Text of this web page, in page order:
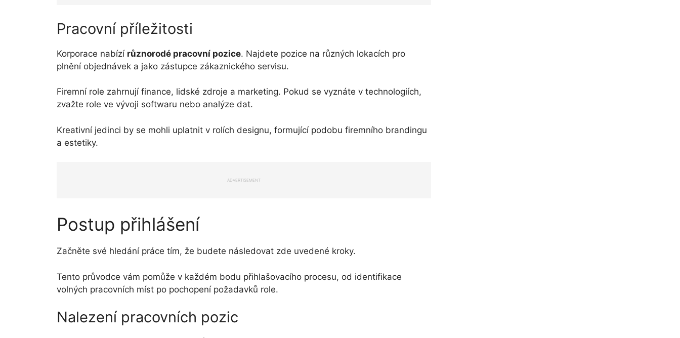
Pracovní příležitosti
Korporace nabízí různorodé pracovní pozice. Najdete pozice na různých lokacích pro
plnění objednávek a jako zástupce zákaznického servisu.
Firemní role zahrnují finance, lidské zdroje a marketing. Pokud se vyznáte v technologiích,
zvažte role ve vývoji softwaru nebo analýze dat.
Kreativní jedinci by se mohli uplatnit v rolích designu, formující podobu firemního brandingu
a estetiky.
ADVERTISEMENT
Postup přihlášení
Začněte své hledání práce tím, že budete následovat zde uvedené kroky.
Tento průvodce vám pomůže v každém bodu přihlašovacího procesu, od identifikace
volných pracovních míst po pochopení požadavků role.
Nalezení pracovních pozic